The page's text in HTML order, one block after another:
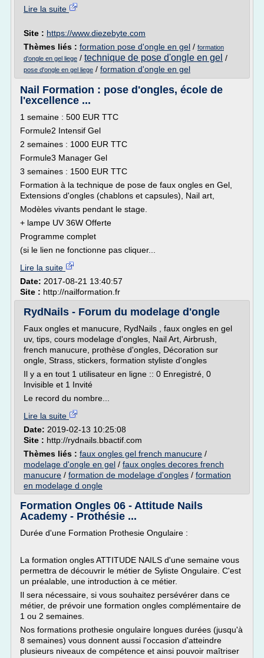
Lire la suite
Site : https://www.diezebyte.com
Thèmes liés : formation pose d'ongle en gel / formation
d'ongle en gel liege / technique de pose d'ongle en gel /
pose d'ongle en gel liege / formation d'ongle en gel
Nail Formation : pose d'ongles, école de
l'excellence ...
1 semaine : 500 EUR TTC
Formule2 Intensif Gel
2 semaines : 1000 EUR TTC
Formule3 Manager Gel
3 semaines : 1500 EUR TTC
Formation à la technique de pose de faux ongles en Gel,
Extensions d'ongles (chablons et capsules), Nail art,
Modèles vivants pendant le stage.
+ lampe UV 36W Offerte
Programme complet
(si le lien ne fonctionne pas cliquer...
Lire la suite
Date: 2017-08-21 13:40:57
Site : http://nailformation.fr
RydNails - Forum du modelage d'ongle
Faux ongles et manucure, RydNails , faux ongles en gel
uv, tips, cours modelage d'ongles, Nail Art, Airbrush,
french manucure, prothèse d'ongles, Décoration sur
ongle, Strass, stickers, formation styliste d'ongles
Il y a en tout 1 utilisateur en ligne :: 0 Enregistré, 0
Invisible et 1 Invité
Le record du nombre...
Lire la suite
Date: 2019-02-13 10:25:08
Site : http://rydnails.bbactif.com
Thèmes liés : faux ongles gel french manucure /
modelage d'ongle en gel / faux ongles decores french
manucure / formation de modelage d'ongles / formation
en modelage d ongle
Formation Ongles 06 - Attitude Nails
Academy - Prothésie ...
Durée d'une Formation Prothesie Ongulaire :
La formation ongles ATTITUDE NAILS d'une semaine vous
permettra de découvrir le métier de Syliste Ongulaire. C'est
un préalable, une introduction à ce métier.
Il sera nécessaire, si vous souhaitez persévérer dans ce
métier, de prévoir une formation ongles complémentaire de
1 ou 2 semaines.
Nos formations prothesie ongulaire longues durées (jusqu'à
8 semaines) vous donnent aussi l'occasion d'atteindre
plusieurs niveaux de compétence et ainsi pouvoir maîtriser